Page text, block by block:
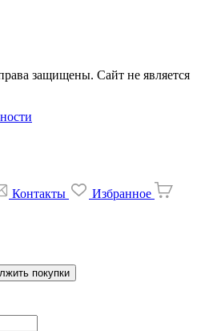
защищены. Сайт не является
Контакты
Избранное
покупки